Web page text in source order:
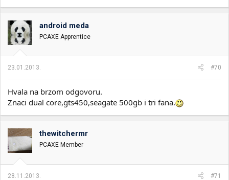
android meda
PCAXE Apprentice
23.01.2013. #70
Hvala na brzom odgovoru.
Znaci dual core,gts450,seagate 500gb i tri fana.
thewitchermr
PCAXE Member
28.11.2013. #71